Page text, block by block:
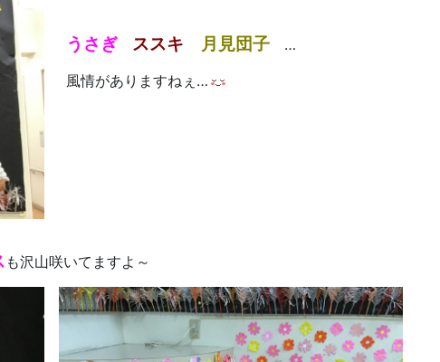
うさぎ ススキ 月見団子 …
風情がありますねぇ…
も沢山咲いてますよ～